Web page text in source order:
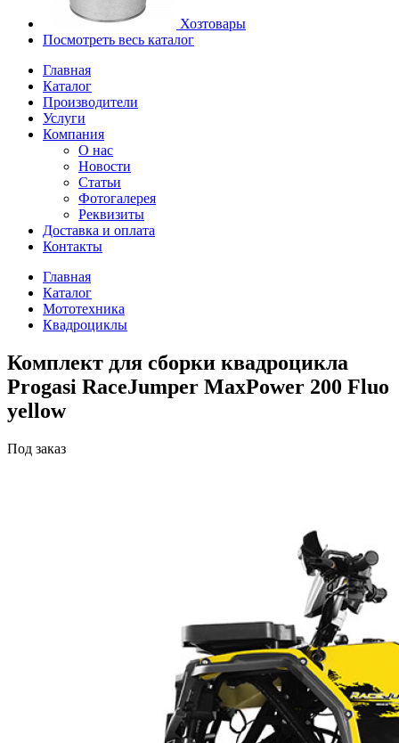
Хозтовары
Посмотреть весь каталог
Главная
Каталог
Производители
Услуги
Компания
О нас
Новости
Статьи
Фотогалерея
Реквизиты
Доставка и оплата
Контакты
Главная
Каталог
Мототехника
Квадроциклы
Комплект для сборки квадроцикла
Progasi RaceJumper MaxPower 200 Fluo
yellow
Под заказ